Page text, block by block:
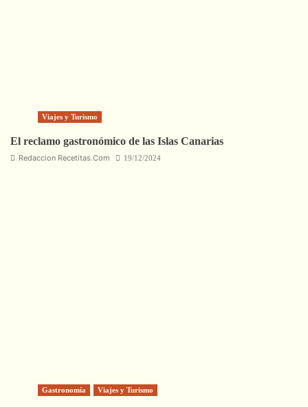
Viajes y Turismo
El reclamo gastronómico de las Islas Canarias
Redaccion Recetitas.Com 19/12/2024
Gastronomía Viajes y Turismo